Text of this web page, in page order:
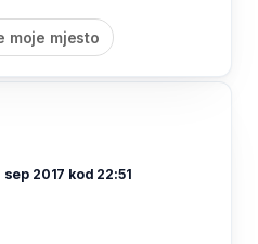
moje mjesto
sep 2017 kod 22:51